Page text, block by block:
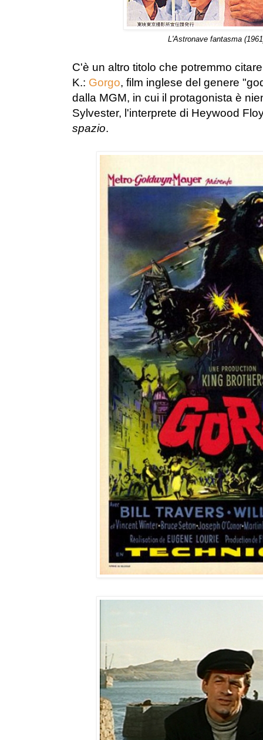
L'Astronave fantasma
C'è un altro titolo che potremmo
K.: Gorgo, film inglese del genere
dalla MGM, in cui il protagonista è
Sylvester, l'interprete di Heywood
spazio.